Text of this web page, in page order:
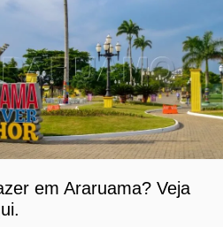
em Araruama? Veja